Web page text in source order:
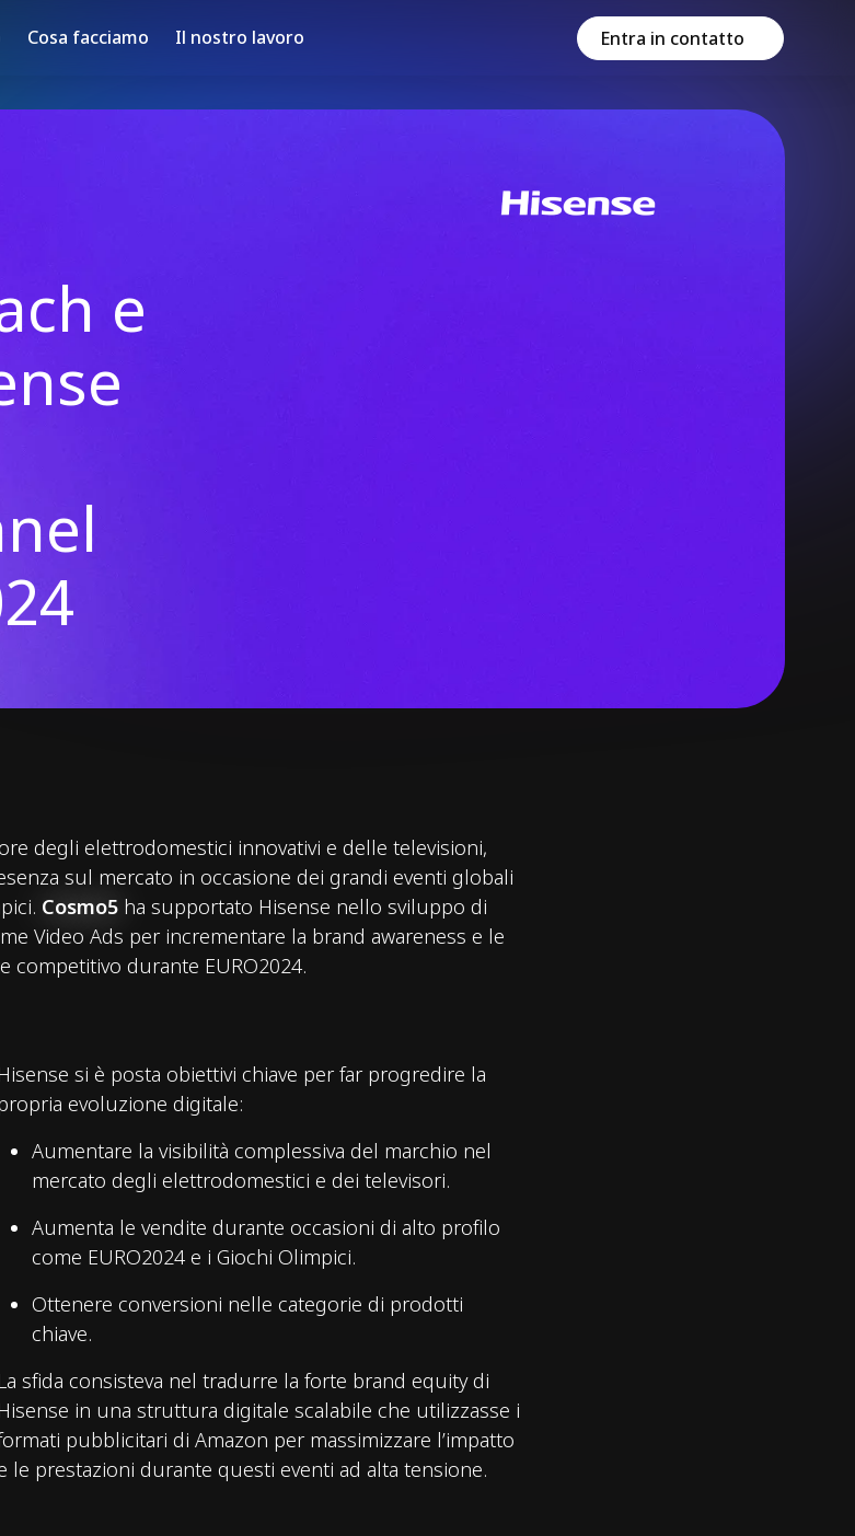
Cosa facciamo Il nostro lavoro Entra in contatto
e
degli elettrodomestici innovativi e delle televisioni,
sul mercato in occasione dei grandi eventi globali
Cosmo5 ha supportato Hisense nello sviluppo di
Video Ads per incrementare la brand awareness e le
competitivo durante EURO2024.
si è posta obiettivi chiave per far progredire la
evoluzione digitale:
Aumentare la visibilità complessiva del marchio nel
mercato degli elettrodomestici e dei televisori.
Aumenta le vendite durante occasioni di alto profilo
come EURO2024 e i Giochi Olimpici.
Ottenere conversioni nelle categorie di prodotti
chiave.
sfida consisteva nel tradurre la forte brand equity di
in una struttura digitale scalabile che utilizzasse i
pubblicitari di Amazon per massimizzare l’impatto
le prestazioni durante questi eventi ad alta tensione.